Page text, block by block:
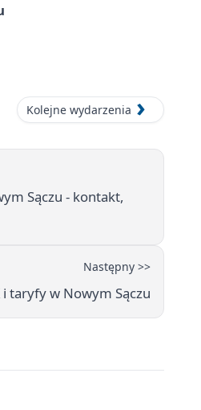
Kolejne wydarzenia
Sączu - kontakt,
Następny >>
taryfy w Nowym Sączu